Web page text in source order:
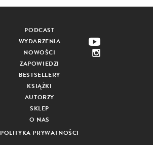
PODCAST
WYDARZENIA
NOWOŚCI
ZAPOWIEDZI
BESTSELLERY
KSIĄŻKI
AUTORZY
SKLEP
O NAS
POLITYKA PRYWATNOŚCI